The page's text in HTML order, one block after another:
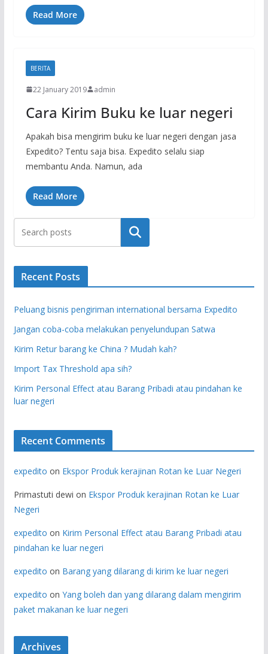
Read More
BERITA
22 January 2019 admin
Cara Kirim Buku ke luar negeri
Apakah bisa mengirim buku ke luar negeri dengan jasa
Expedito? Tentu saja bisa. Expedito selalu siap
membantu Anda. Namun, ada
Read More
Search
Recent Posts
Peluang bisnis pengiriman international bersama Expedito
Jangan coba-coba melakukan penyelundupan Satwa
Kirim Retur barang ke China ? Mudah kah?
Import Tax Threshold apa sih?
Kirim Personal Effect atau Barang Pribadi atau pindahan ke
luar negeri
Recent Comments
expedito on Ekspor Produk kerajinan Rotan ke Luar Negeri
Primastuti dewi on Ekspor Produk kerajinan Rotan ke Luar
Negeri
expedito on Kirim Personal Effect atau Barang Pribadi atau
pindahan ke luar negeri
expedito on Barang yang dilarang di kirim ke luar negeri
expedito on Yang boleh dan yang dilarang dalam mengirim
paket makanan ke luar negeri
Archives